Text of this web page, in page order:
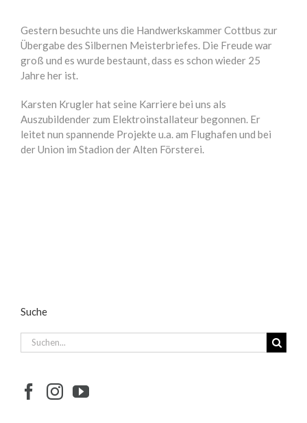
Gestern besuchte uns die Handwerkskammer Cottbus zur
Übergabe des Silbernen Meisterbriefes. Die Freude war
groß und es wurde bestaunt, dass es schon wieder 25
Jahre her ist.
Karsten Krugler hat seine Karriere bei uns als
Auszubildender zum Elektroinstallateur begonnen. Er
leitet nun spannende Projekte u.a. am Flughafen und bei
der Union im Stadion der Alten Försterei.
Suche
Suche
nach: